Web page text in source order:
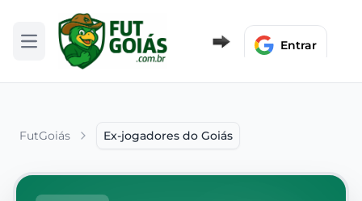
Abrir menu Entrar
FutGoiás Ex-jogadores do Goiás